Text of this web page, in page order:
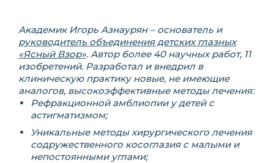
Академик Игорь Азнаурян – основатель и
руководитель объединения детских глазных
«Ясный Взор». Автор более 40 научных работ, 11
изобретений. Разработал и внедрил в
клиническую практику новые, не имеющие
аналогов, высокоэффективные методы лечения:
Рефракционной амблиопии у детей с
астигматизмом;
Уникальные методы хирургического лечения
содружественного косоглазия с малыми и
непостоянными углами;